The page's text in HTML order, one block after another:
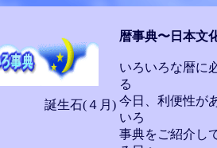
暦事典〜日本文
いろいろな暦に
る
今日、利便性が
いろ
事典をご紹介し
誕生石(４月)